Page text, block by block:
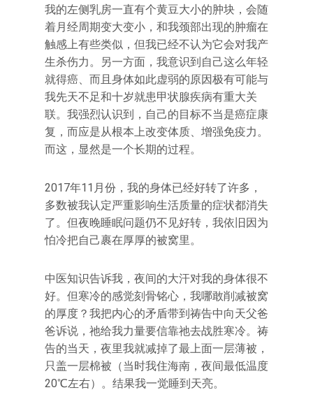
我的左侧乳房一直有个黄豆大小的肿块，会随
着月经周期变大变小，和我颈部出现的肿瘤在
触感上有些类似，但我已经不认为它会对我产
生杀伤力。另一方面，我意识到自己这么年轻
就得癌、而且身体如此虚弱的原因极有可能与
我先天不足和十岁就患甲状腺疾病有重大关
联。我强烈认识到，自己的目标不当是癌症康
复，而应是从根本上改变体质、增强免疫力。
而这，显然是一个长期的过程。
2017年11月份，我的身体已经好转了许多，
多数被我认定严重影响生活质量的症状都消失
了。但夜晚睡眠问题仍不见好转，我依旧因为
怕冷把自己裹在厚厚的被窝里。
中医知识告诉我，夜间的大汗对我的身体很不
好。但寒冷的感觉刻骨铭心，我哪敢削减被窝
的厚度？我把内心的矛盾带到祷告中向天父爸
爸诉说，祂给我力量要信靠祂去战胜寒冷。祷
告的当天，夜里我就减掉了最上面一层薄被，
只盖一层棉被（当时我住海南，夜间最低温度
20℃左右）。结果我一觉睡到天亮。